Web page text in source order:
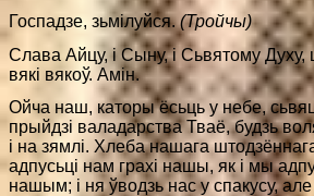
Госпадзе, зьмілуйся.(Тройчы)
Слава Айцу, і Сыну, і Сьвятому Духу,
вякі вякоў. Амін.
Ойча наш, каторы ёсьць у небе,
прыйдзі валадарства Тваё, будзь
і на зямлі. Хлеба нашага
адпусьці нам грахі нашы, як і мы
нашым; і ня ўводзь нас у спакусу,